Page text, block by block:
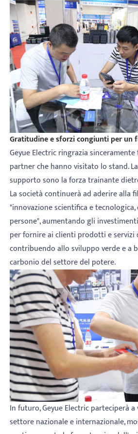
Gratitudine e sforzi congiunti per un
Geyue Electric ringrazia
partner che hanno visitato lo stand.
supporto sono la forza trainante
La società continuerà ad aderire alla
"innovazione scientifica e
persone", aumentando gli
per fornire ai clienti prodotti e servizi
contribuendo allo sviluppo verde e a
carbonio del settore del potere.
In futuro, Geyue Electric parteciperà
settore nazionale e internazionale,